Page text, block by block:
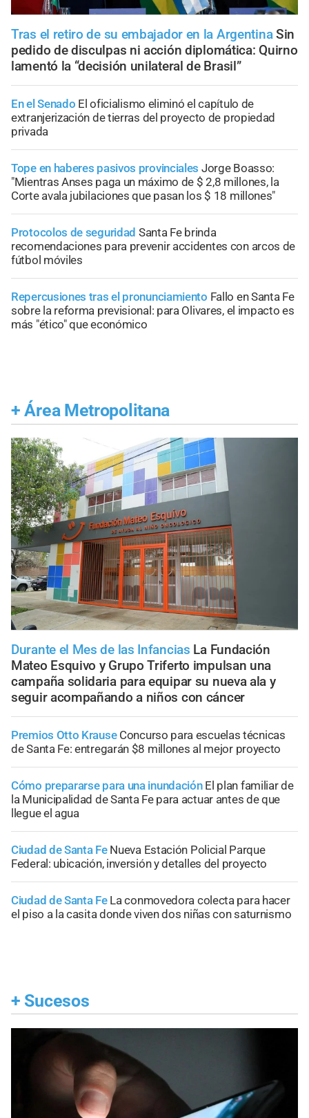
Tras el retiro de su embajador en la Argentina Sin
pedido de disculpas ni acción diplomática: Quirno
lamentó la “decisión unilateral de Brasil”
En el Senado El oficialismo eliminó el capítulo de
extranjerización de tierras del proyecto de propiedad
privada
Tope en haberes pasivos provinciales Jorge Boasso:
"Mientras Anses paga un máximo de $ 2,8 millones, la
Corte avala jubilaciones que pasan los $ 18 millones"
Protocolos de seguridad Santa Fe brinda
recomendaciones para prevenir accidentes con arcos de
fútbol móviles
Repercusiones tras el pronunciamiento Fallo en Santa Fe
sobre la reforma previsional: para Olivares, el impacto es
más "ético" que económico
+ Área Metropolitana
Durante el Mes de las Infancias La Fundación
Mateo Esquivo y Grupo Triferto impulsan una
campaña solidaria para equipar su nueva ala y
seguir acompañando a niños con cáncer
Premios Otto Krause Concurso para escuelas técnicas
de Santa Fe: entregarán $8 millones al mejor proyecto
Cómo prepararse para una inundación El plan familiar de
la Municipalidad de Santa Fe para actuar antes de que
llegue el agua
Ciudad de Santa Fe Nueva Estación Policial Parque
Federal: ubicación, inversión y detalles del proyecto
Ciudad de Santa Fe La conmovedora colecta para hacer
el piso a la casita donde viven dos niñas con saturnismo
+ Sucesos